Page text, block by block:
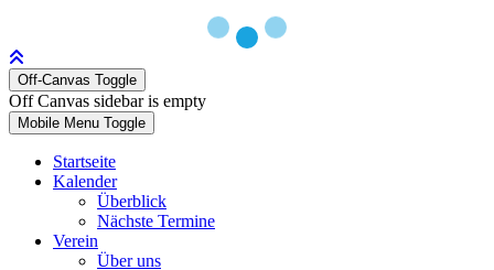
Off-Canvas Toggle
Off Canvas sidebar is empty
Mobile Menu Toggle
Startseite
Kalender
Überblick
Nächste Termine
Verein
Über uns